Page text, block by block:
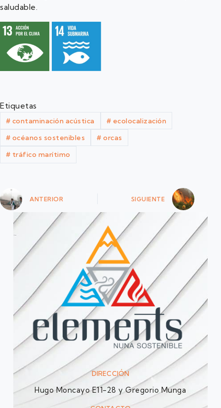
saludable.
Etiquetas
# contaminación acústica # ecolocalización
# océanos sostenibles # orcas
# tráfico marítimo
ANTERIOR SIGUIENTE
DIRECCIÓN
Hugo Moncayo E11-28 y Gregorio Munga